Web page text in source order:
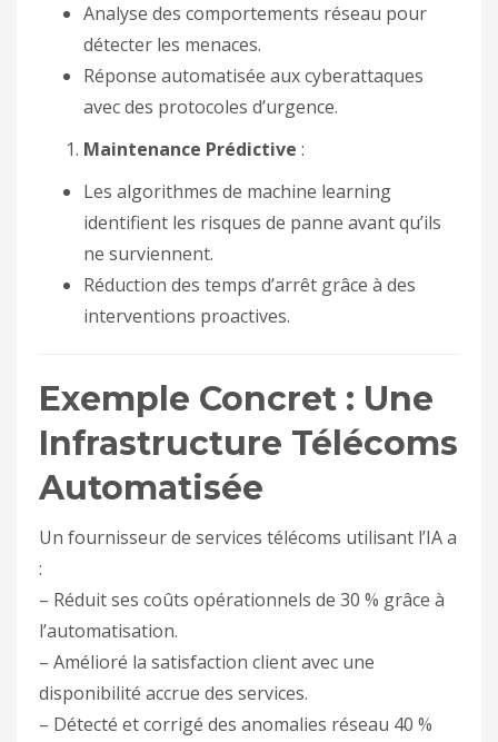
Analyse des comportements réseau pour
détecter les menaces.
Réponse automatisée aux cyberattaques
avec des protocoles d’urgence.
Maintenance Prédictive :
Les algorithmes de machine learning
identifient les risques de panne avant qu’ils
ne surviennent.
Réduction des temps d’arrêt grâce à des
interventions proactives.
Exemple Concret : Une
Infrastructure Télécoms
Automatisée
Un fournisseur de services télécoms utilisant l’IA a
:
– Réduit ses coûts opérationnels de 30 % grâce à
l’automatisation.
– Amélioré la satisfaction client avec une
disponibilité accrue des services.
– Détecté et corrigé des anomalies réseau 40 %